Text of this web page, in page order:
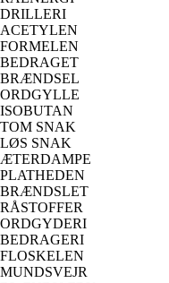
DRILLERI
ACETYLEN
FORMELEN
BEDRAGET
BRÆNDSEL
ORDGYLLE
ISOBUTAN
TOM SNAK
LØS SNAK
ÆTERDAMPE
PLATHEDEN
BRÆNDSLET
RÅSTOFFER
ORDGYDERI
BEDRAGERI
FLOSKELEN
MUNDSVEJR